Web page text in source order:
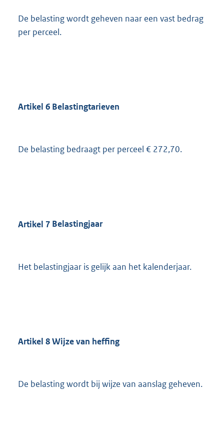
De belasting wordt geheven naar een vast bedrag
per perceel.
Artikel 6 Belastingtarieven
De belasting bedraagt per perceel € 272,70.
Artikel 7 Belastingjaar
Het belastingjaar is gelijk aan het kalenderjaar.
Artikel 8Wijze van heffing
De belasting wordt bij wijze van aanslag geheven.